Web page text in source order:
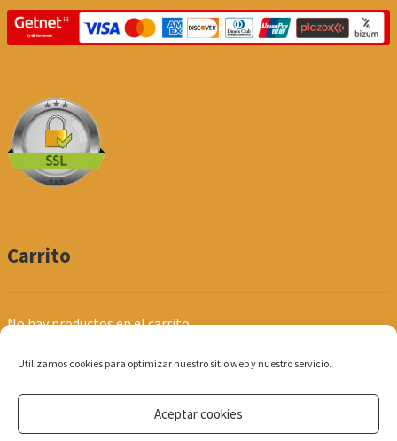
Utilizamos cookies para optimizar nuestro sitio web y nuestro servicio.
Aceptar cookies
Carrito
No hay productos en el carrito.
© Produpel | Productos de Peluquería y Estética 2026